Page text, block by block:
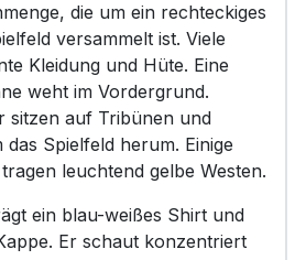
die um ein rechteckiges
versammelt ist. Viele
Kleidung und Hüte. Eine
weht im Vordergrund.
sitzen auf Tribünen und
das Spielfeld herum. Einige
leuchtend gelbe Westen.
ein blau-weißes Shirt und
Er schaut konzentriert